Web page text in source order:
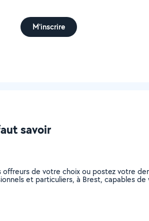
M'inscrire
savoir
de votre choix ou postez votre
et particuliers, à Brest, capables